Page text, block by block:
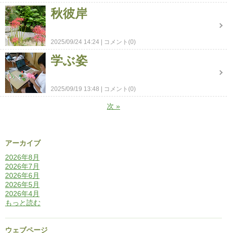
秋彼岸
2025/09/24 14:24 コメント(0)
学ぶ姿
2025/09/19 13:48 コメント(0)
次 »
アーカイブ
2026年8月
2026年7月
2026年6月
2026年5月
2026年4月
もっと読む
ウェブページ